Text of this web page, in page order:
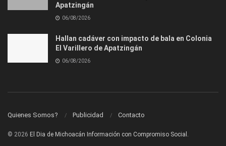
Apatzingán
06/08/2026
Hallan cadáver con impacto de bala en Colonia
El Varillero de Apatzingán
06/08/2026
Quienes Somos? Publicidad Contacto
© 2026 El Dia de Michoacán Información con Compromiso Social.